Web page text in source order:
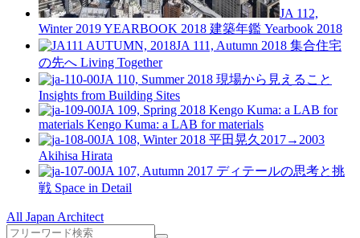
JA 112,
Winter 2019YEARBOOK 2018 建築年鑑 Yearbook 2018
JA 111, Autumn 2018 集合住宅
の先へ Living Together
JA 110, Summer 2018 現場から見えること
Insights from Building Sites
JA 109, Spring 2018 Kengo Kuma: a LAB for
materials Kengo Kuma: a LAB for materials
JA 108, Winter 2018 平田晃久2017→2003
Akihisa Hirata
JA 107, Autumn 2017 ディテールの思考と挑
戦 Space in Detail
All Japan Architect